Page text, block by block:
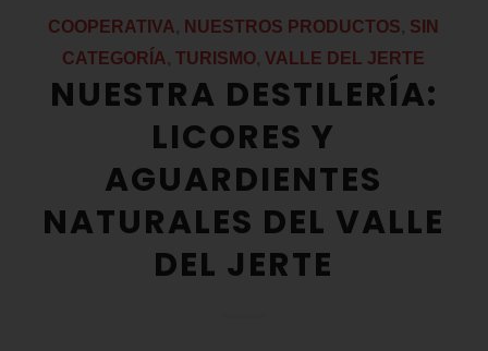
COOPERATIVA NUESTROS PRODUCTOS SIN
CATEGORÍA ,TURISMO ,VALLE DEL JERTE
NUESTRA DESTILERÍA:
LICORES Y
AGUARDIENTES
NATURALES DEL VALLE
DEL JERTE